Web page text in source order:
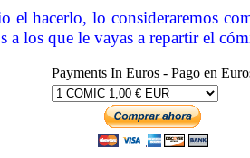
el hacerlo, lo consideraremos
los que le vayas a repartir el
Payments In Euros - Pago en